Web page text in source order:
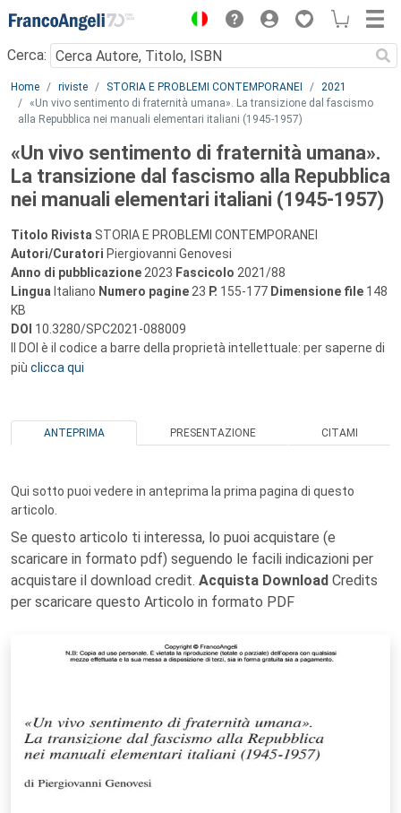
Menu
Cerca:
Main content
Home riviste STORIA E PROBLEMI CONTEMPORANEI
2021
«Un vivo sentimento di fraternità umana». La transizione dal fascismo
alla Repubblica nei manuali elementari italiani (1945-1957)
«Un vivo sentimento di fraternità umana».
La transizione dal fascismo alla Repubblica
nei manuali elementari italiani (1945-1957)
Titolo Rivista STORIA E PROBLEMI CONTEMPORANEI
Autori/Curatori Piergiovanni Genovesi
Anno di pubblicazione 2023 Fascicolo 2021/88
Lingua Italiano Numero pagine 23 P. 155-177 Dimensione file 148
KB
DOI 10.3280/SPC2021-088009
Il DOI è il codice a barre della proprietà intellettuale: per saperne di
più clicca qui
ANTEPRIMA PRESENTAZIONE CITAMI
Qui sotto puoi vedere in anteprima la prima pagina di questo
articolo.
Se questo articolo ti interessa, lo puoi acquistare (e
scaricare in formato pdf) seguendo le facili indicazioni per
acquistare il download credit. Acquista Download Credits
per scaricare questo Articolo in formato PDF